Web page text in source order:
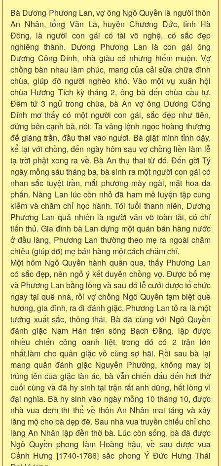
Bà Dương Phương Lan, vợ ông Ngô Quyền là người thôn
An Nhân, tổng Văn La, huyện Chương Đức, tỉnh Hà
Đông, là người con gái có tài võ nghệ, có sắc đẹp
nghiêng thành. Dương Phương Lan là con gái ông
Dương Công Đính, nhà giàu có nhưng hiếm muộn. Vợ
chồng bàn nhau làm phúc, mang của cải sửa chữa đình
chùa, giúp đỡ người nghèo khó. Vào một vụ xuân hội
chùa Hương Tích kỳ tháng 2, ông bà đến chùa cầu tự.
Đêm tứ 3 ngủ trong chùa, bà An vợ ông Dương Công
Đính mơ thấy có một người con gái, sắc đẹp như tiên,
đứng bên cạnh bà, nói: Ta vâng lệnh ngọc hoàng thượng
đế giáng trần, đầu thai vào ngươi. Bà giật mình tỉnh dậy,
kể lại với chồng, đến ngày hôm sau vợ chồng liền làm lễ
tạ trời phật xong ra về. Bà An thụ thai từ đó. Đến gời Tý
ngày mồng sáu tháng ba, bà sinh ra một người con gái có
nhan sắc tuyệt trần, mắt phượng mày ngài, mặt hoa da
phấn. Nàng Lan lúc còn nhỏ đã ham mê luyện tập cung
kiếm và chăm chỉ học hành. Tới tuổi thanh niên, Dương
Phương Lan quả nhiên là người văn võ toàn tài, có chí
tiến thủ. Gia đình bà Lan dựng một quán bán hàng nước
ở đầu làng, Phương Lan thường theo mẹ ra ngoài chăm
chiêu (giúp đỡ) mẹ bán hàng một cách chăm chỉ.
Một hôm Ngô Quyền hành quân qua, thấy Phương Lan
có sắc đẹp, nên ngỏ ý kết duyên chồng vợ. Được bố mẹ
và Phương Lan bằng lòng và sau đó lễ cưới được tổ chức
ngay tại quê nhà, rồi vợ chồng Ngô Quyền tạm biệt quê
hương, gia đình, ra đi đánh giặc. Phương Lan tỏ ra là một
tướng xuất sắc, thông thái. Bà đã cùng với Ngô Quyền
đánh giặc Nam Hán trên sông Bạch Đằng, lập được
nhiều chiến công oanh liệt, trong đó có 2 trận lớn
nhất.làm cho quân giặc vô cùng sợ hãi. Rồi sau bà lại
mang quân đánh giặc Nguyễn Phường, không may bị
trúng tên của giặc tàn ác, bà vẫn chiến đấu đến hơi thở
cuối cùng và đã hy sinh tại trận rất anh dũng, hết lòng vì
đại nghĩa. Bà hy sinh vào ngày mồng 10 tháng 10, được
nhà vua đem thi thể về thôn An Nhân mai táng và xây
lăng mộ cho bà dẹp đẽ. Sau nhà vua truyền chiếu chỉ cho
làng An Nhân lập đền thờ bà. Lúc còn sống, bà đã được
Ngô Quyền phong làm Hoàng hậu, về sau được vua
Cảnh Hưng [1740-1786] săc phong Ý Đức Hưng Thái